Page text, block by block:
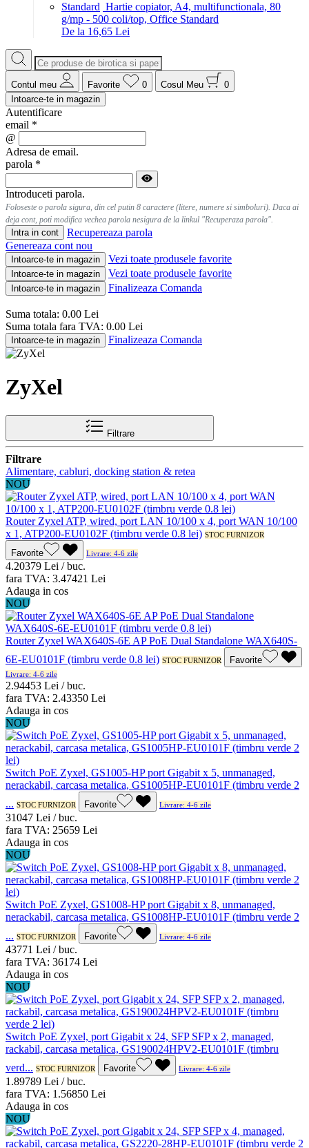
Hartie copiator, A4, multifunctionala, 80
g/mp - 500 coli/top, Office Standard
De la 16,65 Lei
Contul meu Favorite 0 Cosul Meu
0
Intoarce-te in magazin
Autentificare
email *
@
Adresa de email.
parola *
Introduceti parola.
Foloseste o parola sigura, din cel putin 8 caractere (litere, numere si simboluri). Daca ai
deja cont, poti modifica vechea parola nesigura de la linkul "Recuperaza parola".
Intra in cont
Recupereaza parola
Genereaza cont nou
Intoarce-te in magazin Vezi toate produsele favorite
Intoarce-te in magazin Vezi toate produsele favorite
Intoarce-te in magazin Finalizeaza Comanda
Suma totala: 0.00 Lei
Suma totala fara TVA: 0.00 Lei
Intoarce-te in magazin Finalizeaza Comanda
ZyXel
Filtrare
Filtrare
Alimentare, cabluri, docking station & retea
NOU
Router Zyxel ATP, wired, port LAN 10/100 x 4, port WAN 10/100
x 1, ATP200-EU0102F (timbru verde 0.8 lei) STOC FURNIZOR
Favorite Livrare: 4-6 zile
4.20379 Lei / buc.
fara TVA: 3.47421 Lei
Adauga in cos
NOU
Router Zyxel WAX640S-6E AP PoE Dual Standalone WAX640S-
6E-EU0101F (timbru verde 0.8 lei) STOC FURNIZOR Favorite
Livrare: 4-6 zile
2.94453 Lei / buc.
fara TVA: 2.43350 Lei
Adauga in cos
NOU
Switch PoE Zyxel, GS1005-HP port Gigabit x 5, unmanaged,
nerackabil, carcasa metalica, GS1005HP-EU0101F (timbru verde 2
... STOC FURNIZOR Favorite Livrare: 4-6 zile
31047 Lei / buc.
fara TVA: 25659 Lei
Adauga in cos
NOU
Switch PoE Zyxel, GS1008-HP port Gigabit x 8, unmanaged,
nerackabil, carcasa metalica, GS1008HP-EU0101F (timbru verde 2
... STOC FURNIZOR Favorite Livrare: 4-6 zile
43771 Lei / buc.
fara TVA: 361 74 Lei
Adauga in cos
NOU
Switch PoE Zyxel, port Gigabit x 24, SFP SFP x 2, managed,
rackabil, carcasa metalica, GS190024HPV2-EU0101F (timbru
verd... STOC FURNIZOR Favorite Livrare: 4-6 zile
1.89789 Lei / buc.
fara TVA: 1.56850 Lei
Adauga in cos
NOU